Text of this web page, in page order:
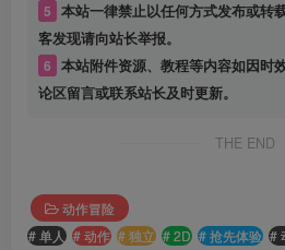
5 本站一律禁止以任何方式发布或转
客发现请向站长举报。
6 本站附件资源、教程等内容如因时
论区留言或联系站长及时更新。
THE END
动作冒险
# 单人 # 动作 # 独立 # 2D # 抢先体验 #